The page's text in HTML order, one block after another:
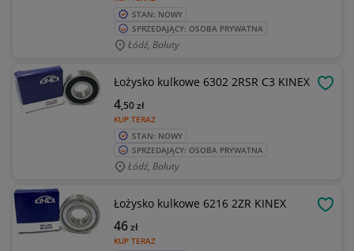
STAN: NOWY
SPRZEDAJĄCY: OSOBA PRYWATNA
Łódź, Bałuty
Łożysko kulkowe 6302 2RSR C3 KINEX
KUP TERAZ
4,50zł
STAN: NOWY
SPRZEDAJĄCY: OSOBA PRYWATNA
Łódź, Bałuty
Łożysko kulkowe 6216 2ZR KINEX
KUP TERAZ
46zł